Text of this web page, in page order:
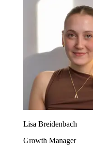
Lisa Breidenbach
Growth Manager